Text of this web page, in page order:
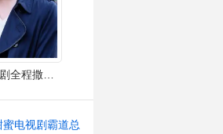
超甜蜜的五部言情电视剧全程撒糖甜而不腻
蜜电视剧霸道总